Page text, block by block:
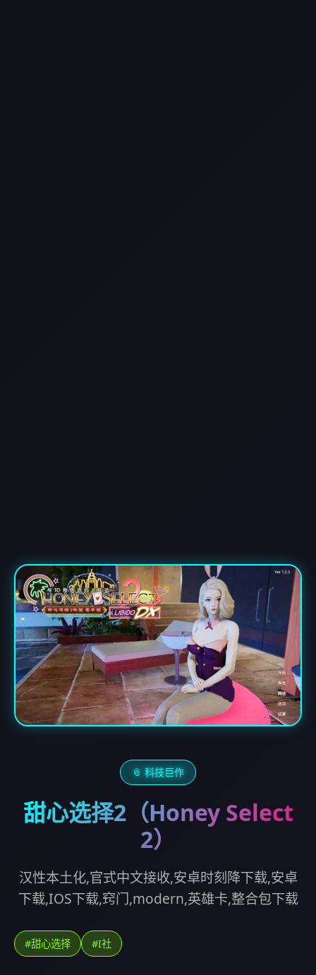
📎 科技巨作
甜心选择2（Honey Select
2）
汉性本土化,官式中文接收,安卓时刻降下载,安卓
下载,IOS下载,窍门,modern,英雄卡,整合包下载
#甜心选择 #I社